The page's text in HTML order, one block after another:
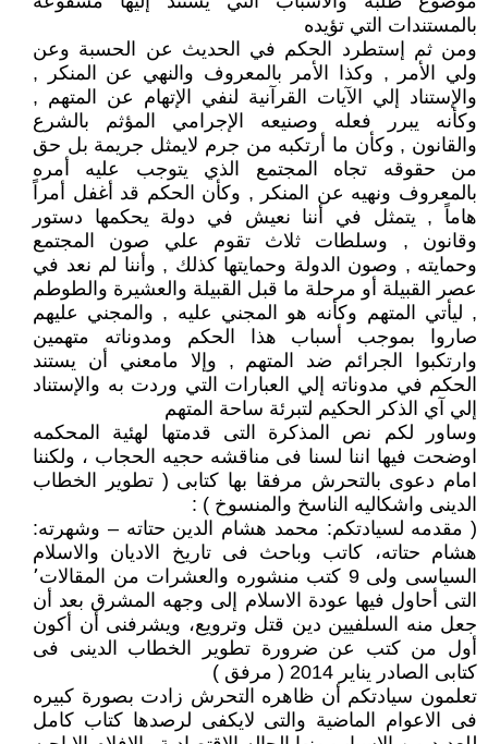
بالمستندات التي تؤيده
ومن ثم إستطرد الحكم في الحديث عن الحسبة وعن
ولي الأمر , وكذا الأمر بالمعروف والنهي عن المنكر ,
والإستناد إلي الآيات القرآنية لنفي الإتهام عن المتهم ,
وكأنه يبرر فعله وصنيعه الإجرامي المؤثم بالشرع
والقانون , وكأن ما أرتكبه من جرم لايمثل جريمة بل حق
من حقوقه تجاه المجتمع الذي يتوجب عليه أمره
بالمعروف ونهيه عن المنكر , وكأن الحكم قد أغفل أمراً
هاماً , يتمثل في أننا نعيش في دولة يحكمها دستور
وقانون , وسلطات ثلاث تقوم علي صون المجتمع
وحمايته , وصون الدولة وحمايتها كذلك , وأننا لم نعد في
عصر القبيلة أو مرحلة ما قبل القبيلة والعشيرة والطوطم
, ليأتي المتهم وكأنه هو المجني عليه , والمجني عليهم
صاروا بموجب أسباب هذا الحكم ومدوناته متهمين
وارتكبوا الجرائم ضد المتهم , وإلا مامعني أن يستند
الحكم في مدوناته إلي العبارات التي وردت به والإستناد
إلي آي الذكر الحكيم لتبرئة ساحة المتهم
وساور لكم نص المذكرة التى قدمتها لهئية المحكمه
اوضحت فيها اننا لسنا فى مناقشه حجيه الحجاب ، ولكننا
امام دعوى بالتحرش مرفقا بها كتابى ( تطوير الخطاب
الدينى واشكاليه الناسخ والمنسوخ ) :
( مقدمه لسيادتكم: محمد هشام الدين حتاته – وشهرته:
هشام حتاته، كاتب وباحث فى تاريخ الاديان والاسلام
السياسى ولى 9 كتب منشوره والعشرات من المقالات٬
التى أحاول فيها عودة الاسلام إلى وجهه المشرق بعد أن
جعل منه السلفيين دين قتل وترويع، ويشرفنى أن أكون
أول من كتب عن ضرورة تطوير الخطاب الدينى فى
كتابى الصادر يناير 2014 ( مرفق )
تعلمون سيادتكم أن ظاهره التحرش زادت بصورة كبيره
فى الاعوام الماضية والتى لايكفى لرصدها كتاب كامل